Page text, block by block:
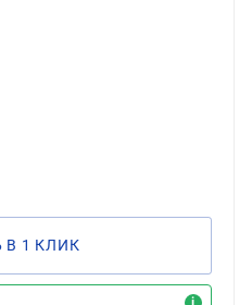
В 1 КЛИК